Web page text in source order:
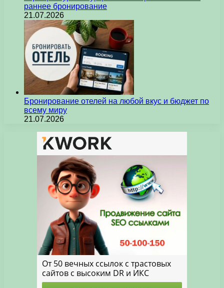
раннее бронирование
21.07.2026
Бронирование отелей на любой вкус и бюджет по
всему миру
21.07.2026